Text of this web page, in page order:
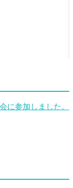
に参加しました。